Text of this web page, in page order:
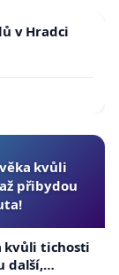
v Hradci
kvůli
přibydou
kvůli tichosti
další,